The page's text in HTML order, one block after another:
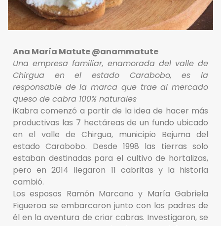
Ana María Matute @anammatute
Una empresa familiar, enamorada del valle de
Chirgua en el estado Carabobo, es la
responsable de la marca que trae al mercado
queso de cabra 100% naturales
iKabra comenzó a partir de la idea de hacer más
productivas las 7 hectáreas de un fundo ubicado
en el valle de Chirgua, municipio Bejuma del
estado Carabobo. Desde 1998 las tierras solo
estaban destinadas para el cultivo de hortalizas,
pero en 2014 llegaron 11 cabritas y la historia
cambió.
Los esposos Ramón Marcano y María Gabriela
Figueroa se embarcaron junto con los padres de
él en la aventura de criar cabras. Investigaron, se